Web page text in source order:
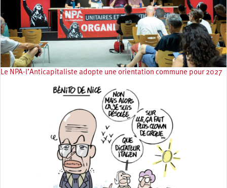
Le NPA-l’Anticapitaliste adopte une orientation commune pour 2027